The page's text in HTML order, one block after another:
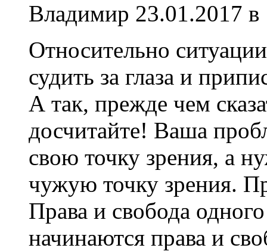
Владимир 23.01.2017
Относительно
судить за глаза и
А так, прежде чем
досчитайте! Ваша
свою точку зрения, а
чужую точку зрения.
Права и свобода
начинаются права и